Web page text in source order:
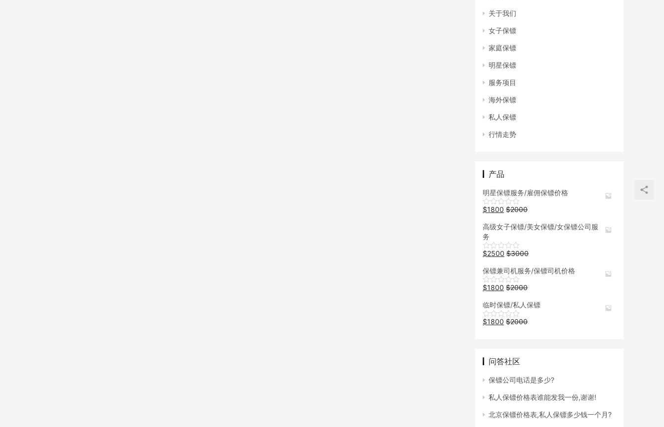
关于我们
女子保镖
家庭保镖
明星保镖
服务项目
海外保镖
私人保镖
行情走势
产品
明星保镖服务/雇佣保镖价格
$1800 $2000
高级女子保镖/美女保镖/女保镖公司服
务
$2500 $3000
保镖兼司机服务/保镖司机价格
$1800 $2000
临时保镖/私人保镖
$1800 $2000
问答社区
保镖公司电话是多少?
私人保镖价格表谁能发我一份,谢谢!
北京保镖价格表,私人保镖多少钱一个月?